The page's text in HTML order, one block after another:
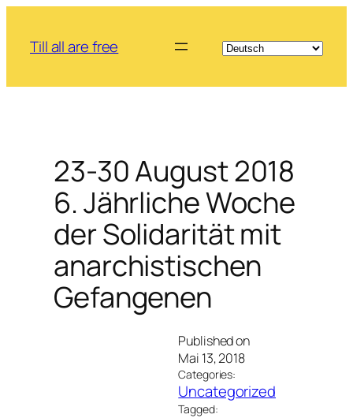
springen
Till all are free
23-30 August 2018
6. Jährliche Woche
der Solidarität mit
anarchistischen
Gefangenen
Published on
Mai 13, 2018
Categories:
Uncategorized
Tagged: